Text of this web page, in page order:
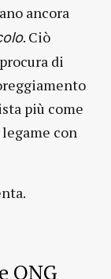
ancora
. Ciò
di
più come
con
ONG